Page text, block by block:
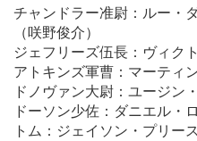
チャンドラー准尉：ルー・
（咲野俊介）
ジェフリーズ伍長：ヴィク
アトキンズ軍曹：マーティ
ドノヴァン大尉：ユージン
ドーソン少佐：ダニエル・
トム：ジェイソン・プリー